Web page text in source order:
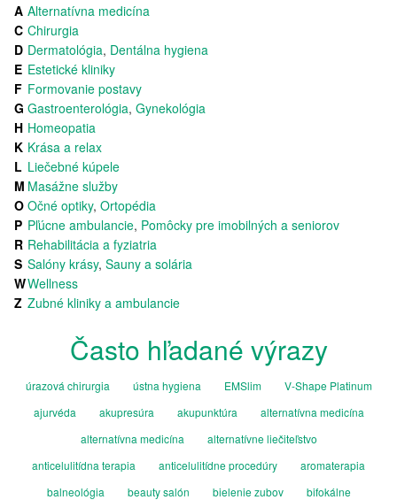
A Alternatívna medicína
C Chirurgia
D Dermatológia, Dentálna hygiena
E Estetické kliniky
F Formovanie postavy
G Gastroenterológia, Gynekológia
H Homeopatia
K Krása a relax
L Liečebné kúpele
M Masážne služby
O Očné optiky, Ortopédia
P Pľúcne ambulancie, Pomôcky pre imobilných a seniorov
R Rehabilitácia a fyziatria
S Salóny krásy, Sauny a solária
WWellness
Z Zubné kliniky a ambulancie
Často hľadané výrazy
úrazová chirurgia ústna hygiena EMSlim
V-Shape Platinum
ajurvéda
akupresúra akupunktúra
alternatívna medicína
alternatívna medicína
alternatívne liečiteľstvo
anticelulitídna terapia
anticelulitídne procedúry
aromaterapia
balneológia
beauty salón bielenie zubov
bifokálne